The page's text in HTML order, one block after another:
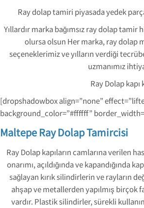
Ray dolap tamiri piyasada yedek
Yıllardır marka bağımsız ray dolap
olursa olsun Her marka, ray dolap
seçeneklerimiz ve yılların verdiği
uzmanımız
Ray Dolap
[dropshadowbox align=”none”
background_color=”#ffffff”
Maltepe Ray Dolap Tamircisi
Ray Dolap kapıların camlarına verilen
onarımı, açıldığında ve kapandığında
sağlayan kırık silindirlerin ve rayların
ahşap ve metallerden yapılmış birçok
vardır. Plastik silindirler, sürekli